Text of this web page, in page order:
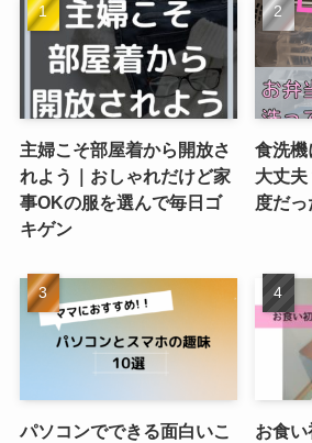
主婦こそ部屋着から開放さ
れよう｜おしゃれだけど家
事OKの服を選んで毎日ゴ
キゲン
食洗機
大丈
度だっ
パソコンでできる面白いこ
お食